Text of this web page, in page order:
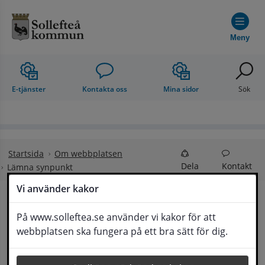
Vi använder kakor
På www.solleftea.se använder vi kakor för att
webbplatsen ska fungera på ett bra sätt för dig.
Meny
E-tjänster Kontakta oss Mina sidor Sök
Startsida
Om webbplatsen
Lämna synpunkt
Dela Kontakt
Lämna synpunkt
Här kan du lämna synpunkter, förslag och